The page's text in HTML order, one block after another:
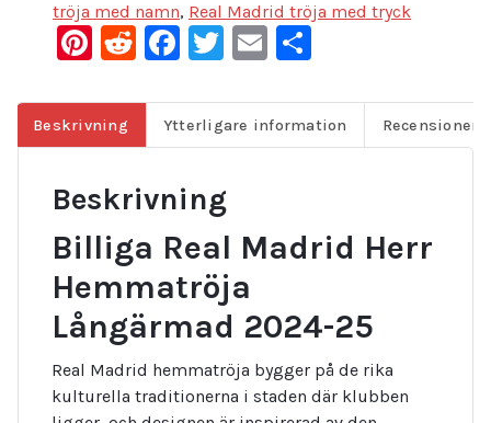
tröja med namn, Real Madrid tröja med tryck
Pinterest
Reddit
Facebook
Twitter
Email
Beskrivning Ytterligare information Recensioner
Beskrivning
Billiga Real Madrid Herr
Hemmatröja
Långärmad 2024-25
Real Madrid hemmatröja bygger på de rika
kulturella traditionerna i staden där klubben